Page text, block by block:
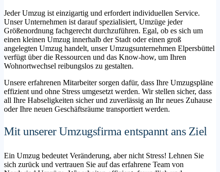
Jeder Umzug ist einzigartig und erfordert individuellen Service.
Unser Unternehmen ist darauf spezialisiert, Umzüge jeder
Größenordnung fachgerecht durchzuführen. Egal, ob es sich um
einen kleinen Umzug innerhalb der Stadt oder einen groß
angelegten Umzug handelt, unser Umzugsunternehmen Elpersbüttel
verfügt über die Ressourcen und das Know-how, um Ihren
Wohnortwechsel reibungslos zu gestalten.
Unsere erfahrenen Mitarbeiter sorgen dafür, dass Ihre Umzugspläne
effizient und ohne Stress umgesetzt werden. Wir stellen sicher, dass
all Ihre Habseligkeiten sicher und zuverlässig an Ihr neues Zuhause
oder Ihre neuen Geschäftsräume transportiert werden.
Mit unserer Umzugsfirma entspannt ans Ziel
Ein Umzug bedeutet Veränderung, aber nicht Stress! Lehnen Sie
sich zurück und vertrauen Sie auf das erfahrene Team von